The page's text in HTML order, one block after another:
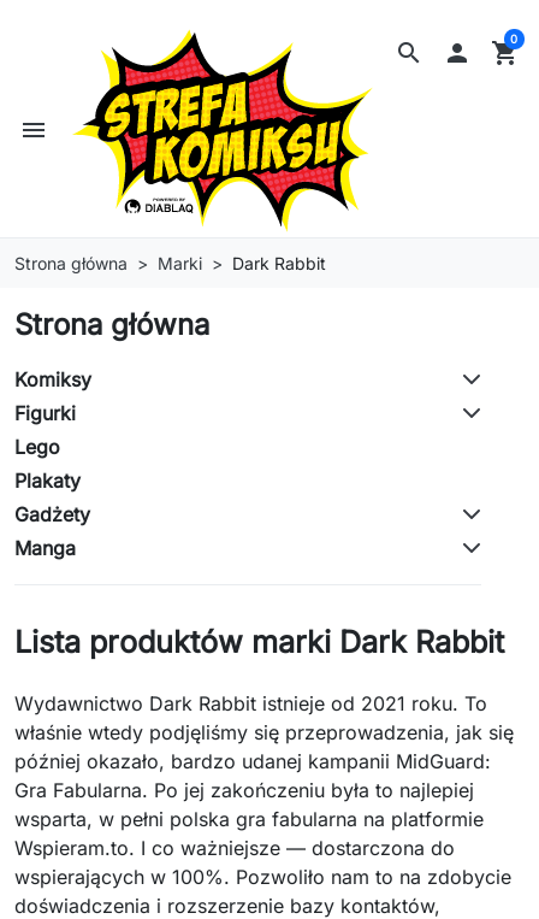
search
menu
 shopping_cart
0
Strona główna Marki Dark Rabbit
Strona główna
Komiksy
Figurki
Lego
Plakaty
Gadżety
Manga
Lista produktów marki Dark Rabbit
Wydawnictwo Dark Rabbit istnieje od 2021 roku. To
właśnie wtedy podjęliśmy się przeprowadzenia, jak się
później okazało, bardzo udanej kampanii MidGuard:
Gra Fabularna. Po jej zakończeniu była to najlepiej
wsparta, w pełni polska gra fabularna na platformie
Wspieram.to. I co ważniejsze — dostarczona do
wspierających w 100%. Pozwoliło nam to na zdobycie
doświadczenia i rozszerzenie bazy kontaktów,